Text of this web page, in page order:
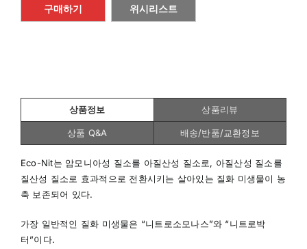
구매하기 위시리스트
상품정보 상품리뷰
상품 Q&A 배송/반품/교환정보
Eco-Nit는 암모니아성 질소를 아질산성 질소로, 아질산성 질소를
질산성 질소로 효과적으로 전환시키는 살아있는 질화 미생물이 농
축 보존되어 있다.
가장 일반적인 질화 미생물은 “니트로소모나스”와 “니트로박
터”이다.